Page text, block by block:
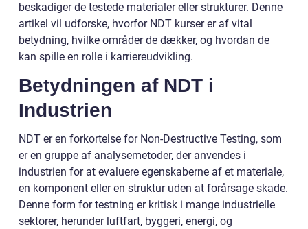
beskadiger de testede materialer eller strukturer. Denne
artikel vil udforske, hvorfor NDT kurser er af vital
betydning, hvilke områder de dækker, og hvordan de
kan spille en rolle i karriereudvikling.
Betydningen af NDT i
Industrien
NDT er en forkortelse for Non-Destructive Testing, som
er en gruppe af analysemetoder, der anvendes i
industrien for at evaluere egenskaberne af et materiale,
en komponent eller en struktur uden at forårsage skade.
Denne form for testning er kritisk i mange industrielle
sektorer, herunder luftfart, byggeri, energi, og